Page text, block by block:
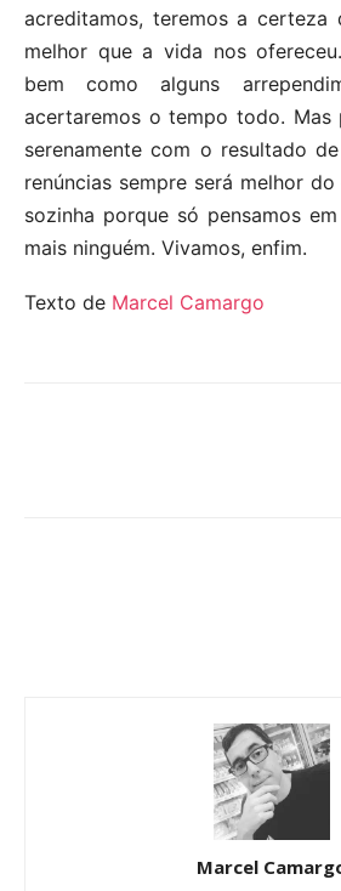
acreditamos, teremos a certeza
melhor que a vida nos
bem como alguns
acertaremos o tempo todo. Mas
serenamente com o resultado
renúncias sempre será melhor
sozinha porque só pensamos
mais ninguém. Vivamos, enfim.
Texto de Marcel Camargo
Marcel